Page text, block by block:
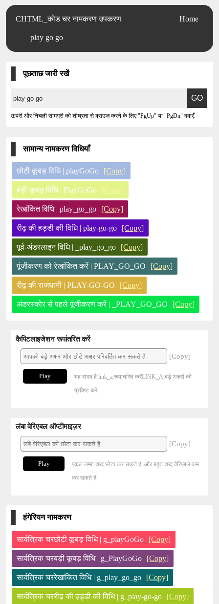
CHTML_कोड चर नामकरण उपकरण
play go go
Home
पूछताछ जारी रखें
ऊपरी और निचली सामग्री को शीघ्रता से ब्राउज़ करने के लिए "PgUp" या "PgDn" दबाएँ.
सामान्य नामकरण विधियाँ
छोटी कूबड़ विधि | playGoGo [Copy]
बड़ी कूबड़ विधि | PlayGoGo [Copy]
रेखांकित विधि | play_go_go [Copy]
रीढ़ की हड्डी की विधि | play-go-go [Copy]
पूर्व-अंडरलाइन विधि | _play_go_go [Copy]
पूंजीकरण को रेखांकित करें | PLAY_GO_GO [Copy]
रीढ़ की राजधानी | PLAY-GO-GO [Copy]
अंडरस्कोर से पहले पूंजीकरण करें | _PLAY_GO_GO [Copy]
कैपिटलाइजेशन रूपांतरित करें
[Copy]
Play
यह संभव है link_a,रूपांतरित करेंLINK_A,बड़े अक्षरों को
प्रविष्ट करें.
लंबा वेरिएबल ऑप्टीमाइज़र
[Copy]
Play
एकल लम्बा शब्द छोटा कर सकते हैं, और बहुत शब्द वेरिएबल कम
कर सकते हैं.
हंगेरियन नामकरण
सार्वत्रिक चरछोटी कूबड़ विधि | g_playGoGo [Copy]
सार्वत्रिक चरबड़ी कूबड़ विधि | g_PlayGoGo [Copy]
सार्वत्रिक चररेखांकित विधि | g_play_go_go [Copy]
सार्वत्रिक चररीढ़ की हड्डी की विधि | g_play-go-go [Copy]